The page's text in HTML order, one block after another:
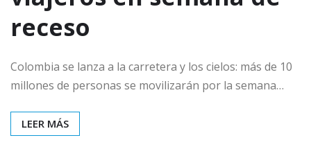
receso
Colombia se lanza a la carretera y los cielos: más de 10
millones de personas se movilizarán por la semana…
LEER MÁS